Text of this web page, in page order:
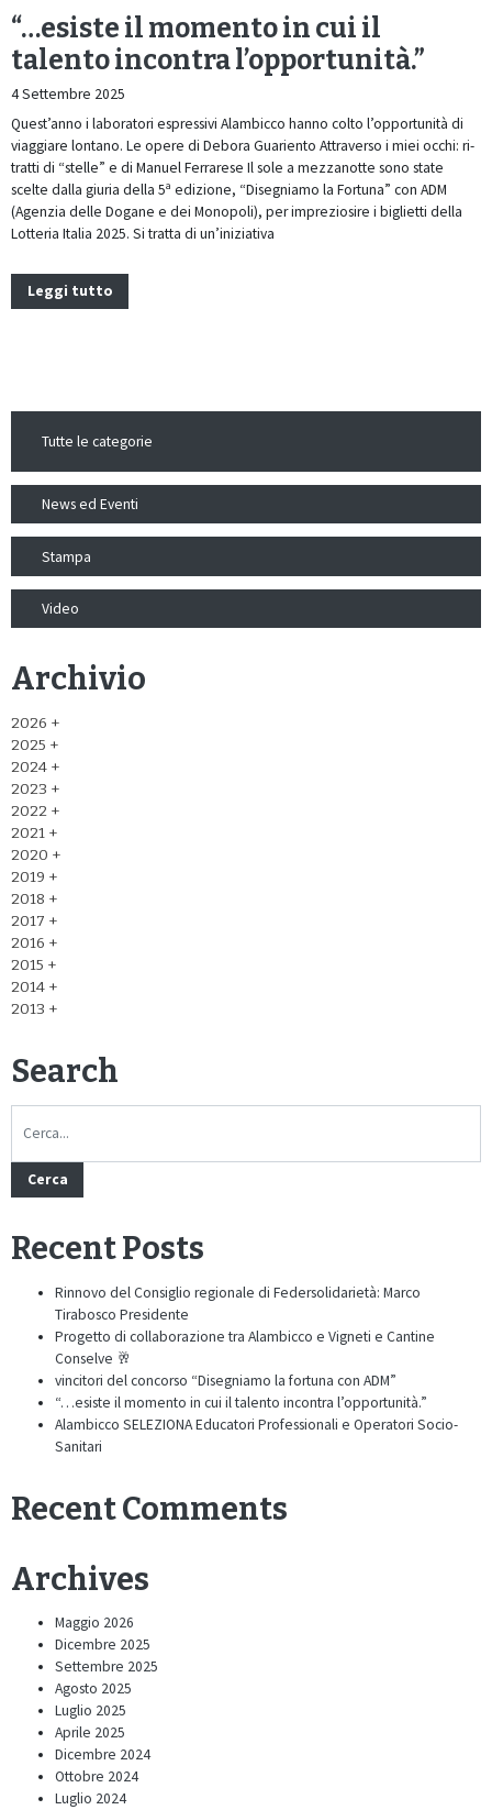
“…esiste il momento in cui il
talento incontra l’opportunità.”
4 Settembre 2025
Quest’anno i laboratori espressivi Alambicco hanno colto l’opportunità di
viaggiare lontano. Le opere di Debora Guariento Attraverso i miei occhi: ri-
tratti di “stelle” e di Manuel Ferrarese Il sole a mezzanotte sono state
scelte dalla giuria della 5ª edizione, “Disegniamo la Fortuna” con ADM
(Agenzia delle Dogane e dei Monopoli), per impreziosire i biglietti della
Lotteria Italia 2025. Si tratta di un’iniziativa
Leggi tutto
Tutte le categorie
News ed Eventi
Stampa
Video
Archivio
2026
2025
2024
2023
2022
2021
2020
2019
2018
2017
2016
2015
2014
2013
Search
Cerca
Recent Posts
Rinnovo del Consiglio regionale di Federsolidarietà: Marco
Tirabosco Presidente
Progetto di collaborazione tra Alambicco e Vigneti e Cantine
Conselve 🥂
vincitori del concorso “Disegniamo la fortuna con ADM”
“…esiste il momento in cui il talento incontra l’opportunità.”
Alambicco SELEZIONA Educatori Professionali e Operatori Socio-
Sanitari
Recent Comments
Archives
Maggio 2026
Dicembre 2025
Settembre 2025
Agosto 2025
Luglio 2025
Aprile 2025
Dicembre 2024
Ottobre 2024
Luglio 2024